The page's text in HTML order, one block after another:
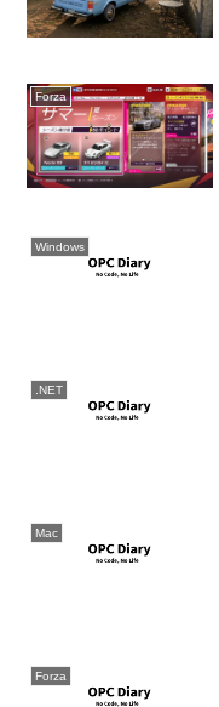
Forza
Windows
.NET
Mac
Forza